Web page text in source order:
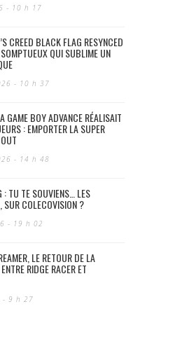
- 10 h 17
CREED BLACK FLAG RESYNCED
QUI SUBLIME UN
- 10 h 37
GAME BOY ADVANCE RÉALISAIT
: EMPORTER LA SUPER
- 14 h 48
: TU TE SOUVIENS… LES
SUR COLECOVISION ?
- 19 h 02
LE RETOUR DE LA
RIDGE RACER ET
- 9 h 27